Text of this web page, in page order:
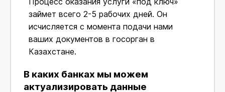
займет всего 2-5 рабочих дней. Он
исчисляется с момента подачи нами
ваших документов в госорган в
Казахстане.
В каких банках мы можем
актуализировать данные